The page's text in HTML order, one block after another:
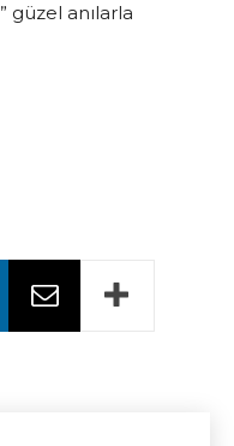
” güzel anılarla